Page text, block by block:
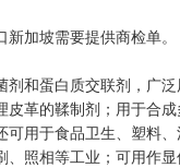
加坡需要提供商检单。
剂和蛋白质交联剂，广
革的鞣制剂；用于合成
可用于食品卫生、塑料
照相等工业；可用作显